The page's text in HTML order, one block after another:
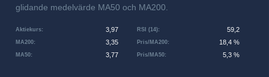
glidande medelvärde MA50 och MA200.
Aktiekurs: 3,97
MA50: 3,77
MA200: 3,35 Pris/MA200: 18,4 %
RSI (14): 59,2
Pris/MA50: 5,3 %